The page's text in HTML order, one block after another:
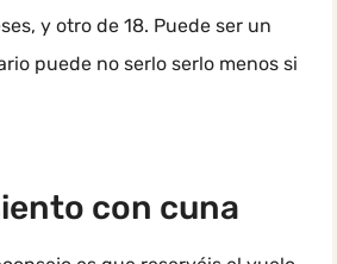
y otro de 18. Puede ser un
puede no serlo serlo menos si
con cuna